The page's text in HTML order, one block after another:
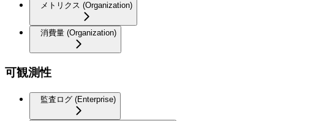
メトリクス (Organization)
消費量 (Organization)
可観測性
監査ログ (Enterprise)